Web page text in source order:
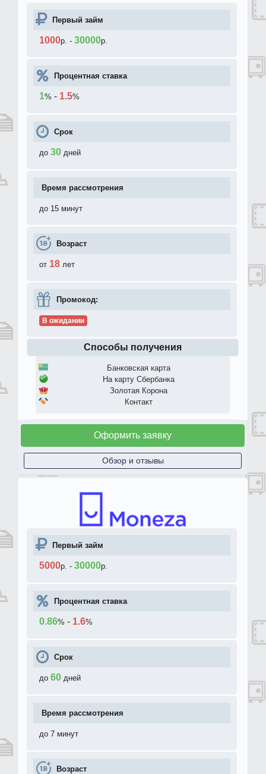
Первый займ
1000р. - 30000р.
Процентная ставка
1% - 1.5%
Срок
до 30 дней
Время рассмотрения
до 15 минут
Возраст
от 18 лет
Промокод:
В ожидании
Способы получения
Банковская карта
На карту Сбербанка
Золотая Корона
Контакт
Оформить заявку
Обзор и отзывы
Первый займ
5000р. - 30000р.
Процентная ставка
0.86% - 1.6%
Срок
до 60 дней
Время рассмотрения
до 7 минут
Возраст